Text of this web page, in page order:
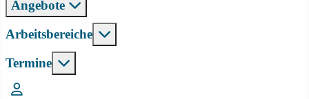
Angebote
Arbeitsbereiche
Termine